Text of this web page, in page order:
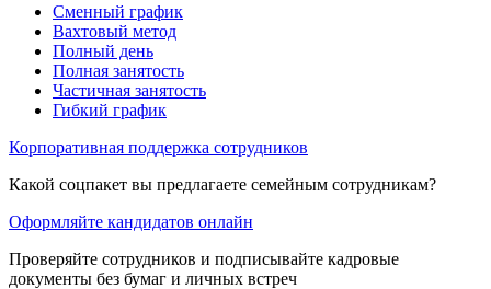
Сменный график
Вахтовый метод
Полный день
Полная занятость
Частичная занятость
Гибкий график
Корпоративная поддержка сотрудников
Какой соцпакет вы предлагаете семейным сотрудникам?
Оформляйте кандидатов онлайн
Проверяйте сотрудников и подписывайте кадровые
документы без бумаг и личных встреч